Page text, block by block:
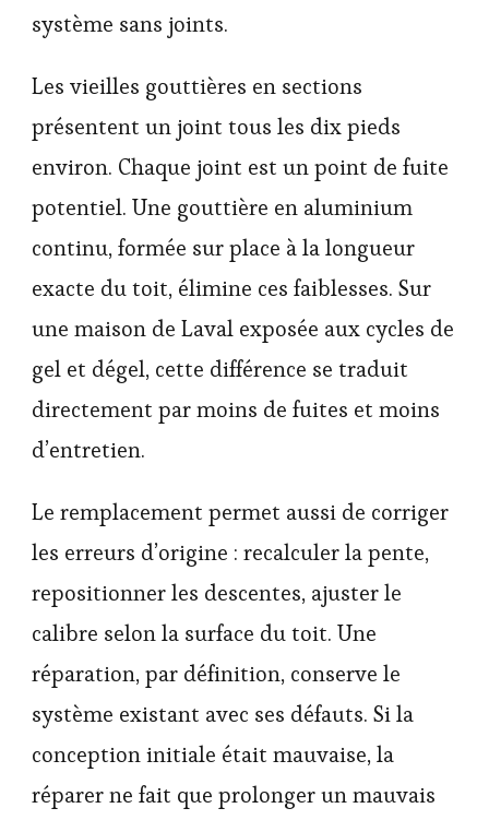
système sans joints.
Les vieilles gouttières en sections
présentent un joint tous les dix pieds
environ. Chaque joint est un point de fuite
potentiel. Une gouttière en aluminium
continu, formée sur place à la longueur
exacte du toit, élimine ces faiblesses. Sur
une maison de Laval exposée aux cycles de
gel et dégel, cette différence se traduit
directement par moins de fuites et moins
d’entretien.
Le remplacement permet aussi de corriger
les erreurs d’origine : recalculer la pente,
repositionner les descentes, ajuster le
calibre selon la surface du toit. Une
réparation, par définition, conserve le
système existant avec ses défauts. Si la
conception initiale était mauvaise, la
réparer ne fait que prolonger un mauvais